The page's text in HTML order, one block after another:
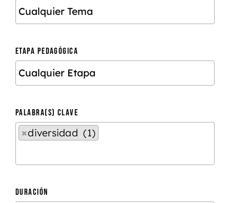
ETAPA PEDAGÓGICA
PALABRA(S) CLAVE
×diversidad (1)
DURACIÓN